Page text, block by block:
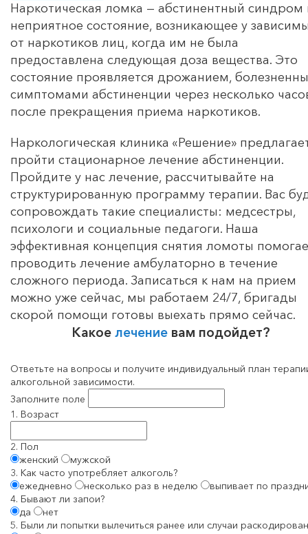
Наркотическая ломка — абстинентный синдром
неприятное состояние, возникающее у
от наркотиков лиц, когда им не была
предоставлена следующая доза вещества. Это
состояние проявляется дрожанием,
симптомами абстиненции через несколько
после прекращения приема наркотиков.
Наркологическая клиника «Решение»
пройти стационарное лечение абстиненции.
Пройдите у нас лечение, рассчитывайте на
структурированную программу терапии. Вас
сопровождать такие специалисты: медсестры,
психологи и социальные педагоги. Наша
эффективная концепция снятия ломоты
проводить лечение амбулаторно в течение
сложного периода. Записаться к нам на прием
можно уже сейчас, мы работаем 24/7, бригады
скорой помощи готовы выехать прямо сейчас.
Какое лечение вам подойдет?
Ответьте на вопросы и получите индивидуальный план
алкогольной зависимости.
Заполните поле
1. Возраст
2. Пол
женский
мужской
3. Как часто употребляет алкоголь?
ежедневно
несколько раз в неделю
выпивает по
4. Бывают ли запои?
да
нет
5. Были ли попытки вылечиться ранее или случаи